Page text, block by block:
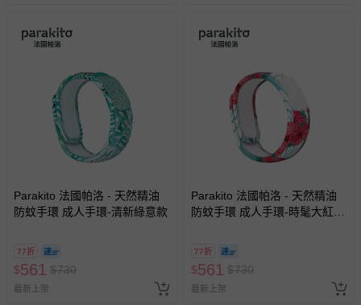
Parakito 法國帕洛 - 天然精油
防蚊手環 成人手環-清新綠意款
77折
$561 $730
最新上架
Parakito 法國帕洛 - 天然精油
防蚊手環 成人手環-時髦大紅花
77折
$561 $730
最新上架